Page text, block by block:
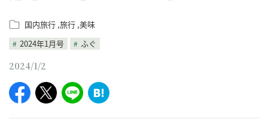
国内旅行 旅行 美味
2024年1月号
ふぐ
2024/1/2